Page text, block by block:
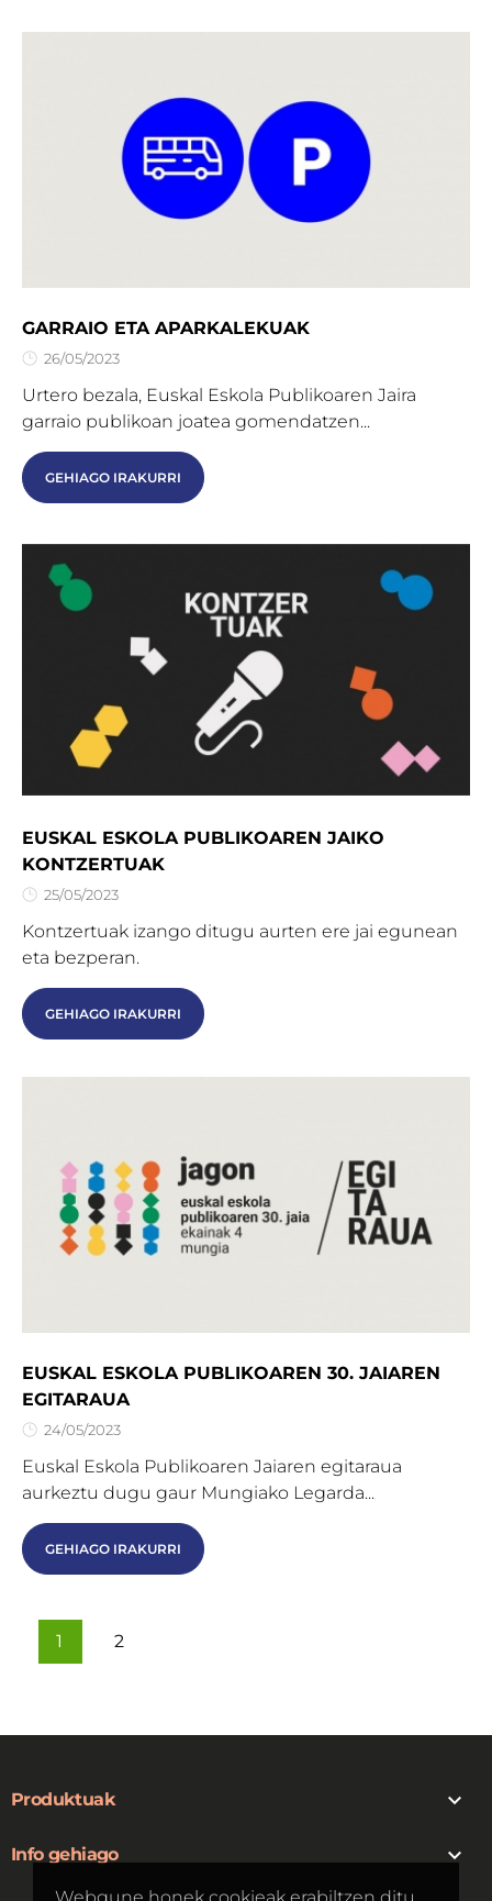
GARRAIO ETA APARKALEKUAK
26/05/2023
Urtero bezala, Euskal Eskola Publikoaren Jaira
garraio publikoan joatea gomendatzen...
GEHIAGO IRAKURRI
EUSKAL ESKOLA PUBLIKOAREN JAIKO
KONTZERTUAK
25/05/2023
Kontzertuak izango ditugu aurten ere jai egunean
eta bezperan.
GEHIAGO IRAKURRI
EUSKAL ESKOLA PUBLIKOAREN 30. JAIAREN
EGITARAUA
24/05/2023
Euskal Eskola Publikoaren Jaiaren egitaraua
aurkeztu dugu gaur Mungiako Legarda...
GEHIAGO IRAKURRI
1 2
Produktuak 
Info gehiago 